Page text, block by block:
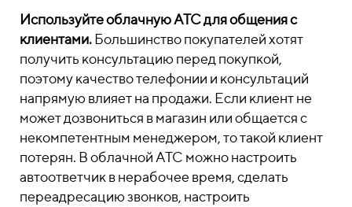
Используйте облачную АТС для общения с
клиентами.Большинство покупателей хотят
получить консультацию перед покупкой,
поэтому качество телефонии и консультаций
напрямую влияет на продажи. Если клиент не
может дозвониться в магазин или общается с
некомпетентным менеджером, то такой клиент
потерян. В облачной АТС можно настроить
автоответчик в нерабочее время, сделать
переадресацию звонков, настроить